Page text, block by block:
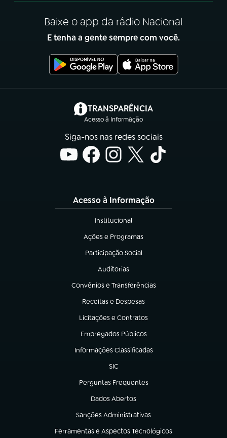
Baixe o app da rádio Nacional
E tenha a gente sempre com você.
TRANSPARÊNCIA
Acesso à Informação
(abre em nova aba)
Siga-nos nas redes sociais
Acesso à Informação
Institucional
(abre em nova aba)
Ações e Programas
(abre em nova aba)
Participação Social
(abre em nova aba)
Auditorias
(abre em nova aba)
Convênios e Transferências
(abre em nova aba)
Receitas e Despesas
(abre em nova aba)
Licitações e Contratos
(abre em nova aba)
Empregados Públicos
(abre em nova aba)
Informações Classificadas
(abre em nova aba)
SIC
(abre em nova aba)
Perguntas Frequentes
(abre em nova aba)
Dados Abertos
(abre em nova aba)
Sanções Administrativas
(abre em nova aba)
Ferramentas e Aspectos Tecnológicos
(abre em nova aba)